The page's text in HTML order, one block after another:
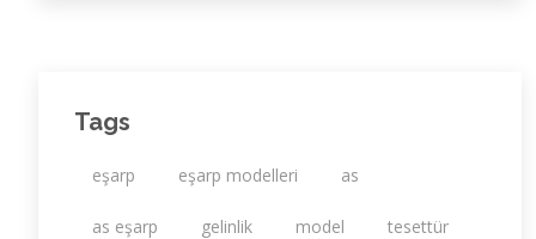
Tags
eşarp eşarp modelleri as
as eşarp gelinlik model tesettür